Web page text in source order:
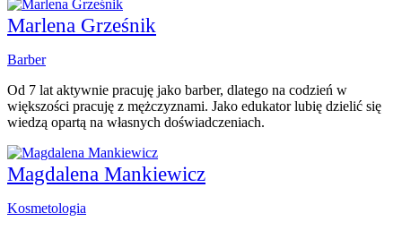
Marlena Grześnik
Barber
Od 7 lat aktywnie pracuję jako barber, dlatego na codzień w
większości pracuję z mężczyznami. Jako edukator lubię dzielić się
wiedzą opartą na własnych doświadczeniach.
Magdalena Mankiewicz
Kosmetologia